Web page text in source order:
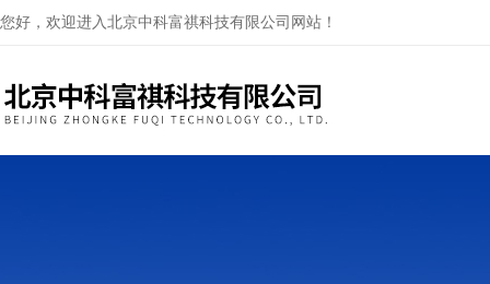
您好，欢迎进入北京中科富祺科技有限公司网站！